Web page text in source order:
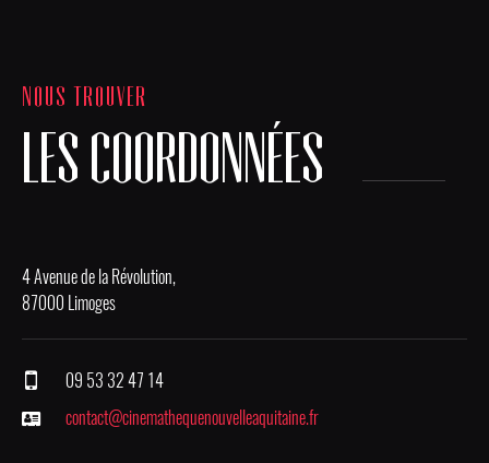
NOUS TROUVER
LES COORDONNÉES
4 Avenue de la Révolution,
87000 Limoges
09 53 32 47 14
contact@cinemathequenouvelleaquitaine.fr